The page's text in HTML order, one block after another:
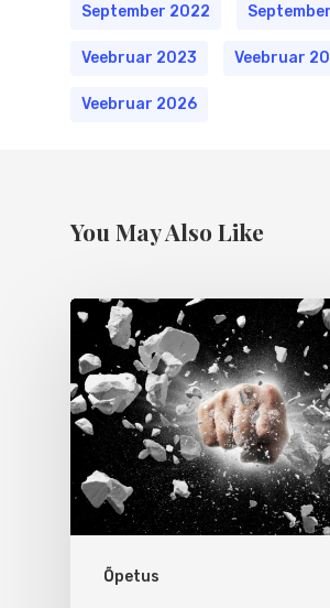
September 2022
Veebruar 2023 Veebruar
Veebruar 2026
You May Also Like
Õpetus